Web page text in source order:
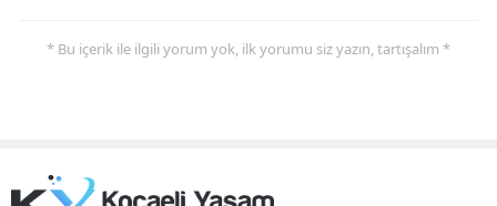
Karaman
* Bu içerik ile ilgili yorum yok, ilk yorumu siz yazın, tartışalım *